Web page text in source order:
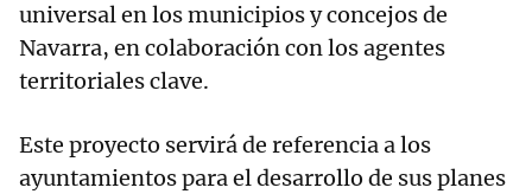
universal en los municipios y concejos de
Navarra, en colaboración con los agentes
territoriales clave.
Este proyecto servirá de referencia a los
ayuntamientos para el desarrollo de sus planes